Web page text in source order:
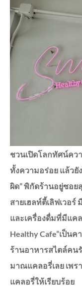
ชวนเปิดโลกทัศน์คว
ทั้งความอร่อย แล้วยั
ผิด” พิกัดร้านอยู่ซอย
สายเฮลท์ตี้เลิฟเวอร์
และเครื่องดื่มที่มีแค
Healthy Cafe”เป็น
ร้านอาหารสไตล์คน
มาณแคลอรี่เลย เพ
แคลอรี่ให้เรียบร้อย